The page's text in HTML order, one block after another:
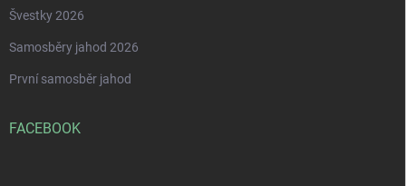
Švestky 2026
Samosběry jahod 2026
První samosběr jahod
FACEBOOK